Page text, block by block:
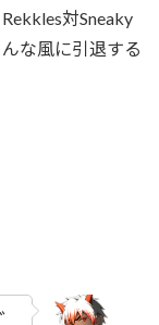
対Sneaky
な風に引退する